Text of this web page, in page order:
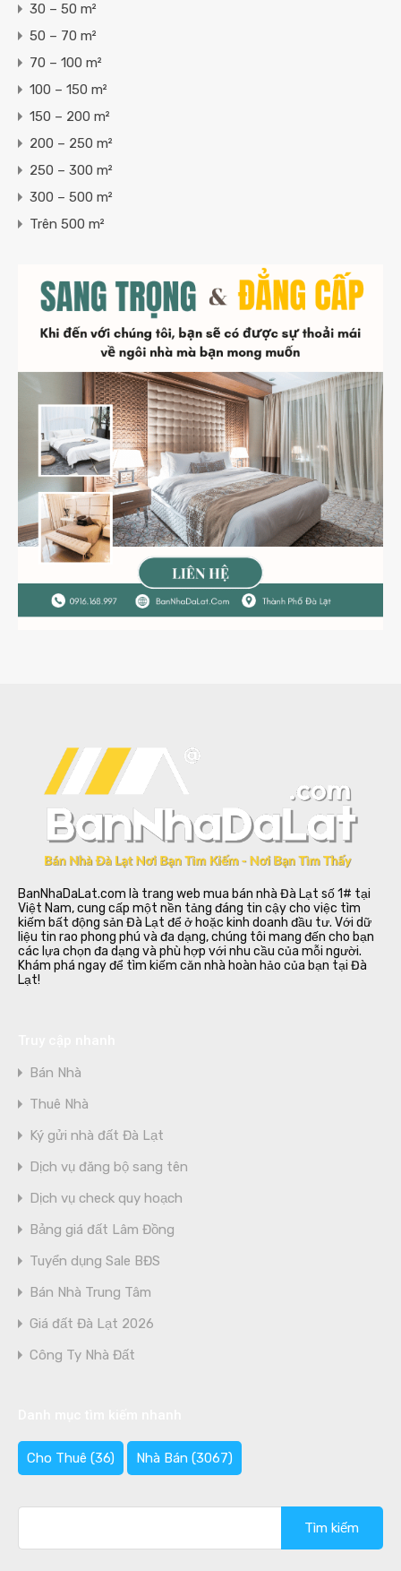
30 – 50 m²
50 – 70 m²
70 – 100 m²
100 – 150 m²
150 – 200 m²
200 – 250 m²
250 – 300 m²
300 – 500 m²
Trên 500 m²
BanNhaDaLat.com là trang web mua bán nhà Đà Lạt số 1# tại
Việt Nam, cung cấp một nền tảng đáng tin cậy cho việc tìm
kiếm bất động sản Đà Lạt để ở hoặc kinh doanh đầu tư. Với dữ
liệu tin rao phong phú và đa dạng, chúng tôi mang đến cho bạn
các lựa chọn đa dạng và phù hợp với nhu cầu của mỗi người.
Khám phá ngay để tìm kiếm căn nhà hoàn hảo của bạn tại Đà
Lạt!
Bán Nhà
Thuê Nhà
Ký gửi nhà đất Đà Lạt
Dịch vụ đăng bộ sang tên
Dịch vụ check quy hoạch
Bảng giá đất Lâm Đồng
Tuyển dụng Sale BĐS
Bán Nhà Trung Tâm
Giá đất Đà Lạt 2026
Công Ty Nhà Đất
Cho Thuê (36) Nhà Bán (3067)
cho: